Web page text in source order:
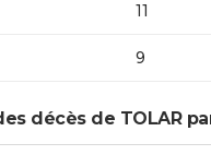
11
9
décès de TOLAR